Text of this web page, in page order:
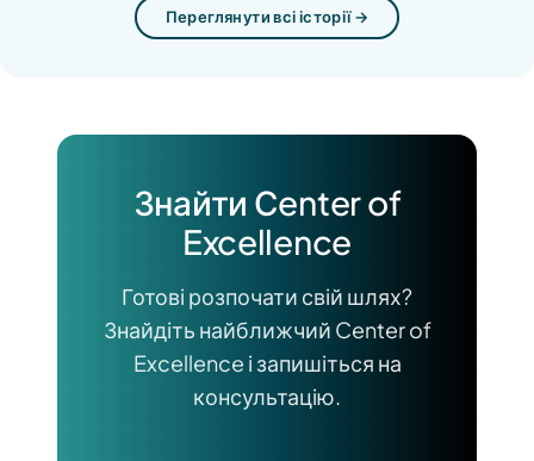
Переглянути всі історії →
Знайти Сenter of
Excellence
Готові розпочати свій шлях?
Знайдіть найближчий Center of
Excellence і запишіться на
консультацію.